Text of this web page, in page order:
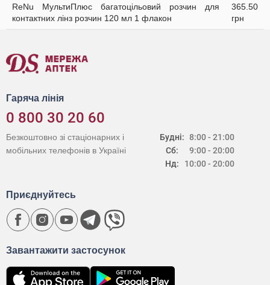
ReNu МультиПлюс багатоцільовий розчин для
контактних лінз розчин 120 мл 1 флакон
365.50
грн
Гаряча лінія
0 800 30 20 60
Будні:
Сб:
Нд:
8:00 - 21:00
9:00 - 20:00
10:00 - 20:00
Безкоштовно зі стаціонарних і
мобільних телефонів в Україні
Завантажити застосунок
Приєднуйтесь